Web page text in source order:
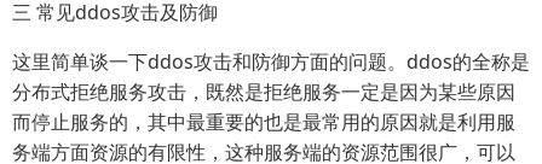
三 常见ddos攻击及防御
这里简单谈一下ddos攻击和防御方面的问题。ddos的全称是
分布式拒绝服务攻击，既然是拒绝服务一定是因为某些原因
而停止服务的，其中最重要的也是最常用的原因就是利用服
务端方面资源的有限性，这种服务端的资源范围很广，可以